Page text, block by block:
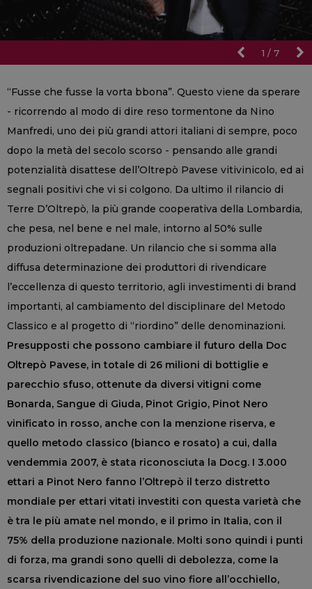
1 / 7
“Fusse che fusse la vorta bbona”. Questo viene da sperare
- ricorrendo al modo di dire reso tormentone da Nino
Manfredi, uno dei più grandi attori italiani di sempre, poco
dopo la metà del secolo scorso - pensando alle grandi
potenzialità disattese dell’Oltrepò Pavese vitivinicolo, ed ai
segnali positivi che vi si colgono. Da ultimo il rilancio di
Terre D’Oltrepò, la più grande cooperativa della Lombardia,
che pesa, nel bene e nel male, intorno al 50% sulle
produzioni oltrepadane. Un rilancio che si somma alla
diffusa determinazione dei produttori di rivendicare
l’eccellenza di questo territorio, agli investimenti di brand
importanti, al cambiamento del disciplinare del Metodo
Classico e al progetto di “riordino” delle denominazioni.
Presupposti che possono cambiare il futuro della Doc
Oltrepò Pavese, in totale di 26 milioni di bottiglie e
parecchio sfuso, ottenute da diversi vitigni come
Bonarda, Sangue di Giuda, Pinot Grigio, Pinot Nero
vinificato in rosso, anche con la menzione riserva, e
quello metodo classico (bianco e rosato) a cui, dalla
vendemmia 2007, è stata riconosciuta la Docg. I 3.000
ettari a Pinot Nero fanno l’Oltrepò il terzo distretto
mondiale per ettari vitati investiti con questa varietà che
è tra le più amate nel mondo, e il primo in Italia, con il
75% della produzione nazionale. Molti sono quindi i punti
di forza, ma grandi sono quelli di debolezza, come la
scarsa rivendicazione del suo vino fiore all’occhiello,